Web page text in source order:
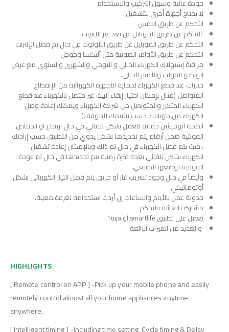
جودة عالية وسهل التركيب والاستخدام
لا يحتاج أجهزة أخرى للتشغيل
التحكم عن طريق اللمس
التحكم عن طريق الموبايل عن بعد عبر الإنترنت
التحكم عن طريق الموبايل عن طريق البلوتوث في حال تم فصل الإنترنت
التحكم عن طريق الأوامر الصوتية متل أليكسا وجوجل
مراقبة إستهلاك الكهرباء الحالي و اليومي والشهري والسنوي مع عرض
الواط و الفولت والأمبير الحالي.
خيارات عند قطع الكهرباء لحماية الاجهزة الكهربائية من الإنقطاع
المتواصل (مثال بإمكان اختيار إبقاء البيت غير متصل بالكهرباء عند قطع
الكهرباء المتكرر والمتواصل من شركة الكهرباء ويمكنك إعادة وصل
الكهرباء من موبايلك حسب تقييمك للموقف)
أنظمة أتوميشن حماية للعمل بشكل تلقائي في حال ارتفاع او انخفاض
الفولتية ضمن أرقام يتم تحديدها بشكل يدوي من التطبيق حسب إرادتك
، حيث يتم فصل الكهرباء في حال تم ذلك وبالإمكان إعادة تشغيل
الكهرباء بشكل تلقائي بعدة فترة زمنية يتم تحديدها في حال تم عودة
الفولتية لوضعها الطبيعي.
وأيضاً في حال وجود تسريب غاز أو حريق يتم فصل التيار الكهربائي بشكل
أوتوماتيكي.
جدولة عمل بالأيام والساعات إن أردت استخدامه لغرفة معينة.
مشاركة العائلة بالتحكم
يعمل على تطبيق smartlife أو Tuya
والعديد من الميزات الرائعة
HIGHLIGHTS
[ Remote control on APP ] -Pick up your mobile phone and easily
remotely control almost all your home appliances anytime,
anywhere.
[ Intelligent timing ] -Including time setting ,Cycle timing & Delay